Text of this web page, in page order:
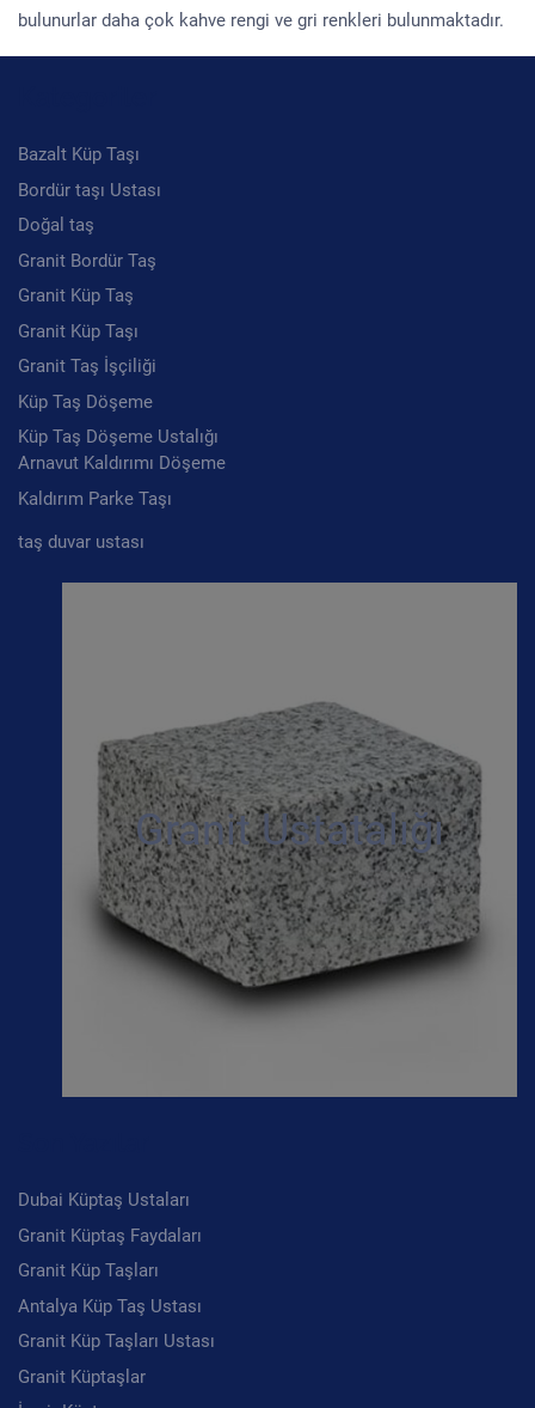
bulunurlar daha çok kahve rengi ve gri renkleri bulunmaktadır.
Bazalt Küp Taşı
Bordür taşı Ustası
Doğal taş
Granit Bordür Taş
Granit Küp Taş
Granit Küp Taşı
Granit Taş İşçiliği
Küp Taş Döşeme
Küp Taş Döşeme Ustalığı
Arnavut Kaldırımı Döşeme
Kaldırım Parke Taşı
taş duvar ustası
Granit Ustatalığı
Dubai Küptaş Ustaları
Granit Küptaş Faydaları
Granit Küp Taşları
Antalya Küp Taş Ustası
Granit Küp Taşları Ustası
Granit Küptaşlar